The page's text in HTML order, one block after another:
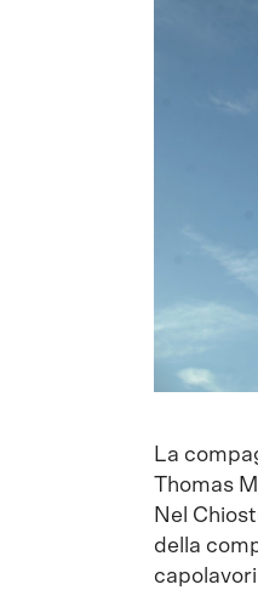
La
Thomas
Nel
della
capolavori